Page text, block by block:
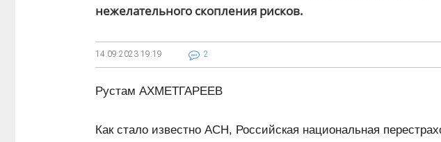
нежелательного скопления рисков.
14.09.2023 19:19 2
Рустам АХМЕТГАРЕЕВ
Как стало известно АСН, Российская национальная